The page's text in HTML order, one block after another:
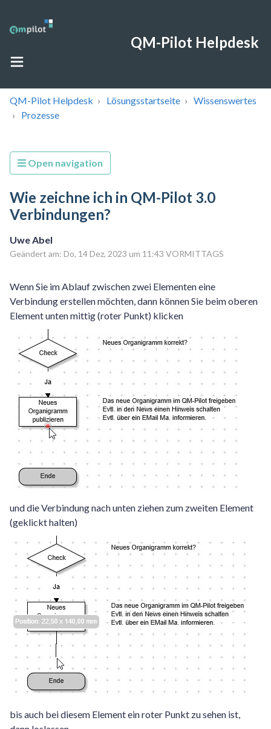
QM-Pilot Helpdesk
QM-Pilot Helpdesk Lösungsstartseite
Wissenswertes
Prozesse
Open navigation
Wie zeichne ich in QM-Pilot 3.0
Verbindungen?
Uwe Abel
Geändert am: Do, 14 Dez, 2023 um 11:43 VORMITTAGS
Wenn Sie im Ablauf zwischen zwei Elementen eine
Verbindung erstellen möchten, dann können Sie beim oberen
Element unten mittig (roter Punkt) klicken
und die Verbindung nach unten ziehen zum zweiten Element
(geklickt halten)
bis auch bei diesem Element ein roter Punkt zu sehen ist,